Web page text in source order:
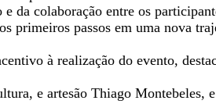
da colaboração entre os
primeiros passos em uma nova
à realização do evento,
e artesão Thiago Montebeles,